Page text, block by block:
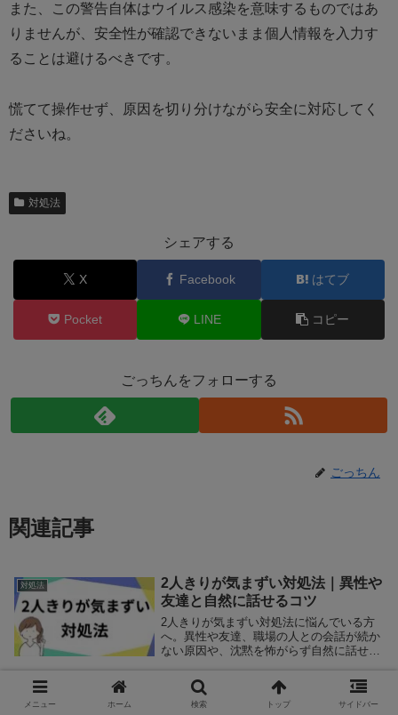
また、この警告自体はウイルス感染を意味するものではあ
りませんが、安全性が確認できないまま個人情報を入力す
ることは避けるべきです。
慌てて操作せず、原因を切り分けながら安全に対応してく
ださいね。
対処法
シェアする
X Facebook はてブ
Pocket LINE コピー
ごっちんをフォローする
ごっちん
関連記事
対処法
2人きりが気まずい対処法｜異性や
友達と自然に話せるコツ
2人きりが気まずい対処法に悩んでいる方
へ。異性や友達、職場の人との会話が続か
ない原因や、沈黙を怖がらず自然に話せる
まで詳しく解説します。2人きりが気まず
い対処法を身につけて、無理なく会話を楽
しみましょう。
対処法
ストレージがいっぱいです対処法
メニュー ホーム 検索 トップ サイドバー